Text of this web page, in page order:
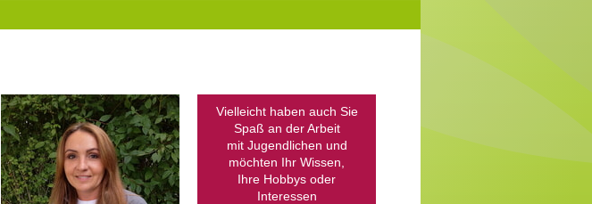
Vielleicht haben auch Sie
Spaß an der Arbeit
mit Jugendlichen und
möchten Ihr Wissen,
Ihre Hobbys oder
Interessen